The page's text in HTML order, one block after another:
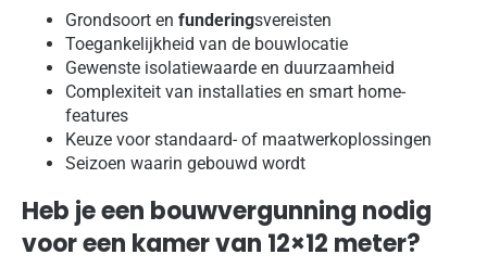
Grondsoort en funderingsvereisten
Toegankelijkheid van de bouwlocatie
Gewenste isolatiewaarde en duurzaamheid
Complexiteit van installaties en smart home-
features
Keuze voor standaard- of maatwerkoplossingen
Seizoen waarin gebouwd wordt
Heb je een bouwvergunning nodig
voor een kamer van 12×12 meter?